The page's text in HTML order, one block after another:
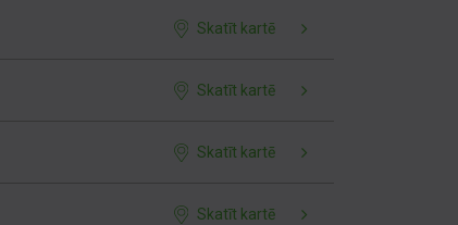
Skatīt kartē
Skatīt kartē
Skatīt kartē
Skatīt kartē